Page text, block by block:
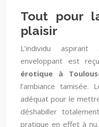
Tout pour
plaisir
L’individu
enveloppant est
érotique à
l’ambiance tamisée.
adéquat pour le
déshabiller
pratique en effet à